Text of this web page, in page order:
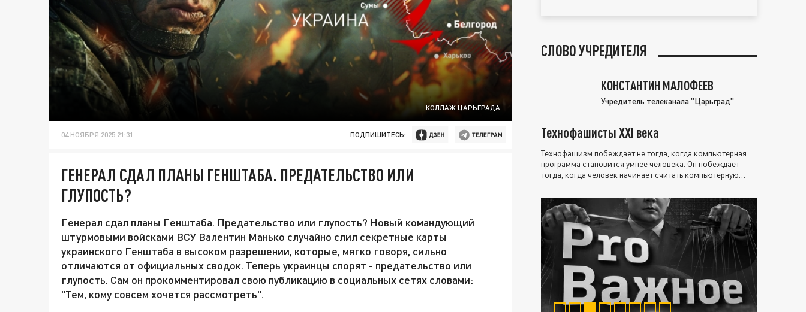
КОЛЛАЖ ЦАРЬГРАДА
04 НОЯБРЯ 2025 21:31 ПОДПИШИТЕСЬ:
ГЕНЕРАЛ СДАЛ ПЛАНЫ ГЕНШТАБА. ПРЕДАТЕЛЬСТВО ИЛИ
ГЛУПОСТЬ?
Генерал сдал планы Генштаба. Предательство или глупость? Новый командующий
штурмовыми войсками ВСУ Валентин Манько случайно слил секретные карты
украинского Генштаба в высоком разрешении, которые, мягко говоря, сильно
отличаются от официальных сводок. Теперь украинцы спорят - предательство или
глупость. Сам он прокомментировал свою публикацию в социальных сетях словами:
"Тем, кому совсем хочется рассмотреть".
СЛОВО УЧРЕДИТЕЛЯ
КОНСТАНТИН МАЛОФЕЕВ
Учредитель телеканала "Царьград"
Технофашисты XXI века
Технофашизм побеждает не тогда, когда компьютерная
программа становится умнее человека. Он побеждает
тогда, когда человек начинает считать компьютерную